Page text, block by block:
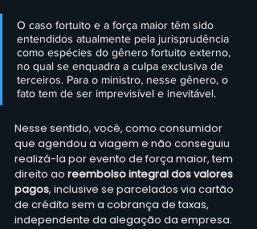
O caso fortuito e a força maior têm sido
entendidos atualmente pela jurisprudência
como espécies do gênero fortuito externo,
no qual se enquadra a culpa exclusiva de
terceiros. Para o ministro, nesse gênero, o
fato tem de ser imprevisível e inevitável.
Nesse sentido, você, como consumidor
que agendou a viagem e não conseguiu
realizá-la por evento de força maior, tem
direito ao reembolso integral dos valores
pagos, inclusive se parcelados via cartão
de crédito sem a cobrança de taxas,
independente da alegação da empresa.